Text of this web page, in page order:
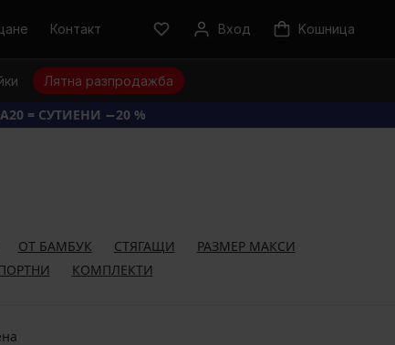
Контакт Вход Kошница
Лятна разпродажба
= СУТИЕНИ −20 %
ОТ БАМБУК СТЯГАЩИ
РАЗМЕР МАКСИ
КОМПЛЕКТИ